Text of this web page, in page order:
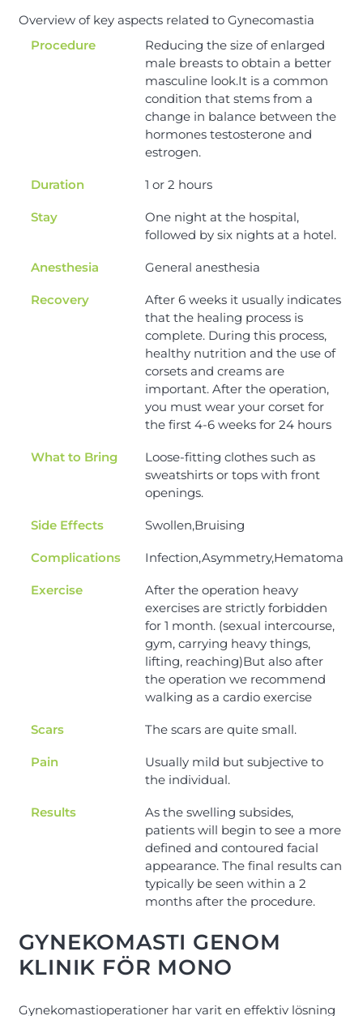
Overview of key aspects related to Gynecomastia
Procedure
Reducing the size of enlarged
male breasts to obtain a better
masculine look.It is a common
condition that stems from a
change in balance between the
hormones testosterone and
estrogen.
Duration 1 or 2 hours
Stay
One night at the hospital,
followed by six nights at a hotel.
Anesthesia General anesthesia
Recovery
After 6 weeks it usually indicates
that the healing process is
complete. During this process,
healthy nutrition and the use of
corsets and creams are
important. After the operation,
you must wear your corset for
the first 4-6 weeks for 24 hours
What to Bring
Loose-fitting clothes such as
sweatshirts or tops with front
openings.
Side Effects Swollen,Bruising
Complications Infection,Asymmetry,Hematoma
Exercise
After the operation heavy
exercises are strictly forbidden
for 1 month. (sexual intercourse,
gym, carrying heavy things,
lifting, reaching)But also after
the operation we recommend
walking as a cardio exercise
Scars The scars are quite small.
Pain
Usually mild but subjective to
the individual.
Results
As the swelling subsides,
patients will begin to see a more
defined and contoured facial
appearance. The final results can
typically be seen within a 2
months after the procedure.
GYNEKOMASTI GENOM
KLINIK FÖR MONO
Gynekomastioperationer har varit en effektiv lösning